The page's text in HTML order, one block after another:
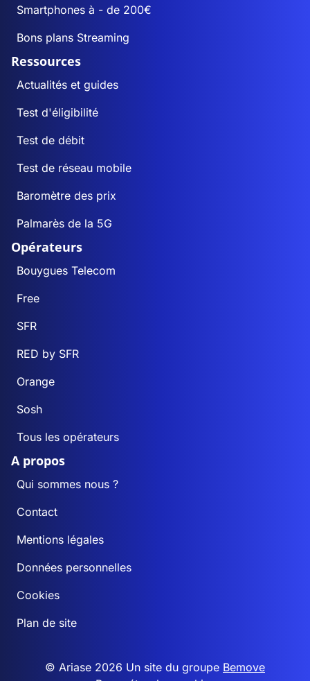
Smartphones à - de 200€
Bons plans Streaming
Ressources
Actualités et guides
Test d'éligibilité
Test de débit
Test de réseau mobile
Baromètre des prix
Palmarès de la 5G
Opérateurs
Bouygues Telecom
Free
SFR
RED by SFR
Orange
Sosh
Tous les opérateurs
A propos
Qui sommes nous ?
Contact
Mentions légales
Données personnelles
Cookies
Plan de site
© Ariase 2026 Un site du groupe Bemove